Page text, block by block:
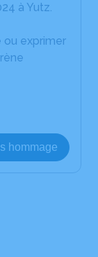
à Yutz.
ou exprimer
hommage